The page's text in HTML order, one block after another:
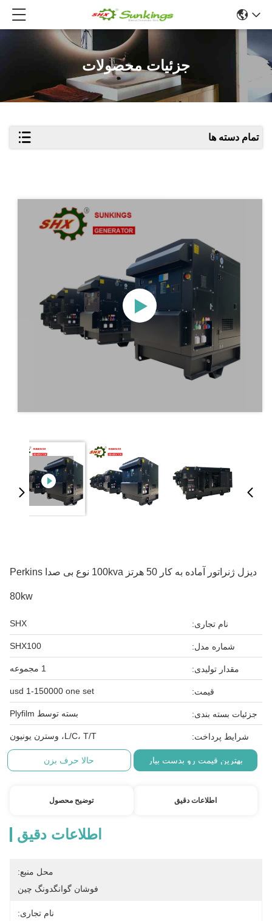
جزئیات محصولات
تمام دسته ها
دیزل ژنراتور آماده به کار 50 هرتز 100kva نوع بی صدا Perkins
80kw
نام تجاری: SHX
شماره مدل: SHX100
مقدار تولیدی: 1 مجموعه
قیمت: usd 1-150000 one set
جزئیات بسته بندی: بسته توسط Plyfilm
شرایط پرداخت: L/C، T/T، وسترن یونیون
بهترین قیمت رو بدست بیار حالا حرف بزن
اطلاعات دقیق توضیح محصول
اطلاعات دقیق
محل منبع:
فوشان گوانگدونگ چین
نام تجاری: